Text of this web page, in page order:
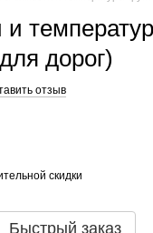
дорог)
отзыв
скидки
Быстрый заказ